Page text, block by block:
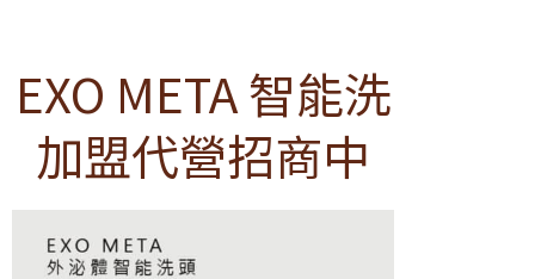
EXO META 智能洗
加盟代營招商中